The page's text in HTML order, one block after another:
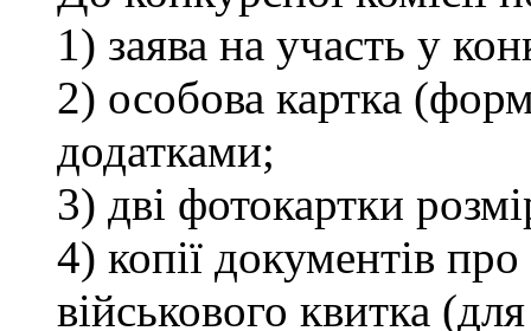
1) заява на участь у
2) особова картка
додатками;
3) дві фотокартки
4) копії документів
військового квитка